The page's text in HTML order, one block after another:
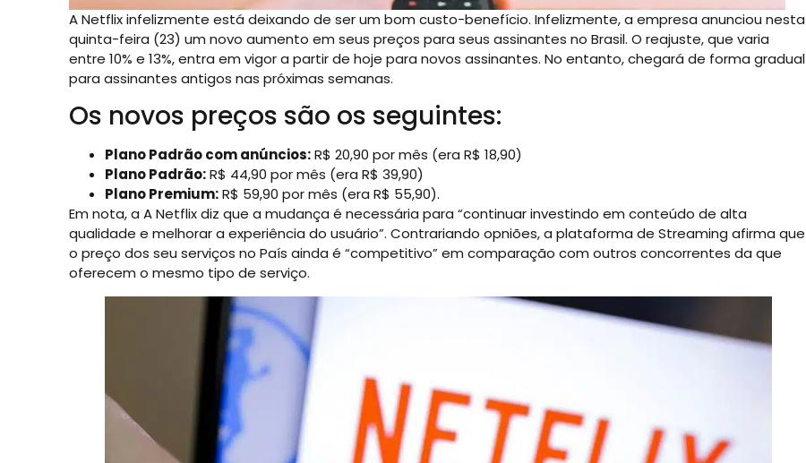
A Netflix infelizmente está deixando de ser um bom custo-benefício. Infelizmente, a empresa anunciou nesta
quinta-feira (23) um novo aumento em seus preços para seus assinantes no Brasil. O reajuste, que varia
entre 10% e 13%, entra em vigor a partir de hoje para novos assinantes. No entanto, chegará de forma gradual
para assinantes antigos nas próximas semanas.
Os novos preços são os seguintes:
Plano Padrão com anúncios:R$ 20,90 por mês (era R$ 18,90)
Plano Padrão:R$ 44,90 por mês (era R$ 39,90)
Plano Premium:R$ 59,90 por mês (era R$ 55,90).
Em nota, a A Netflix diz que a mudança é necessária para “continuar investindo em conteúdo de alta
qualidade e melhorar a experiência do usuário”. Contrariando opniões, a plataforma de Streaming afirma que
o preço dos seu serviços no País ainda é “competitivo” em comparação com outros concorrentes da que
oferecem o mesmo tipo de serviço.